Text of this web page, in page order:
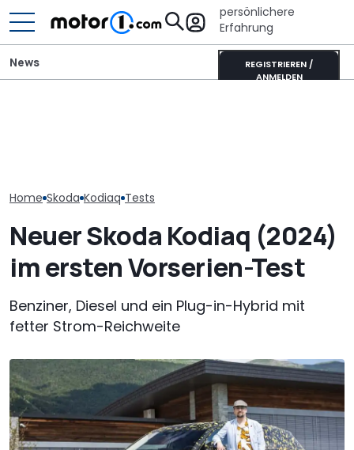
persönlichere
Erfahrung
REGISTRIEREN /
ANMELDEN
News
Home Skoda Kodiaq Tests
Neuer Skoda Kodiaq (2024)
im ersten Vorserien-Test
Benziner, Diesel und ein Plug-in-Hybrid mit
fetter Strom-Reichweite